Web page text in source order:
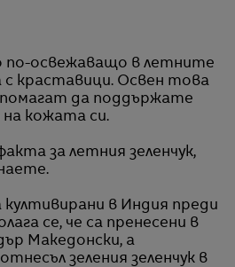
краставици. Освен това
да поддържате
на кожата си.
за летния зеленчук,
в Индия преди
се, че са пренесени в
Македонски, а
зеления зеленчук в